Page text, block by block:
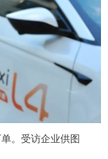
。受访企业供图